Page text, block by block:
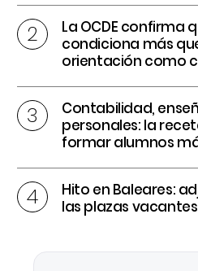
La OCDE confirma
condiciona más
orientación como
Contabilidad,
personales: la
formar alumnos
Hito en Baleares:
las plazas